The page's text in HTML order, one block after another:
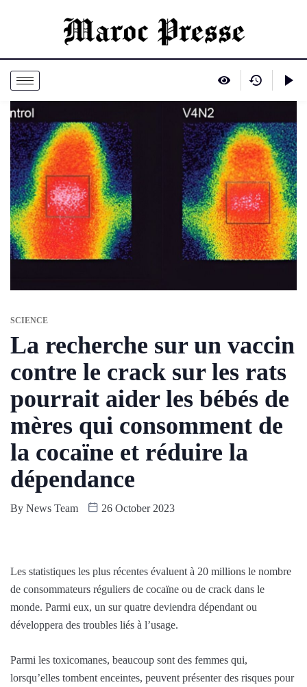
SCIENCE
La recherche sur un vaccin
contre le crack sur les rats
pourrait aider les bébés de
mères qui consomment de
la cocaïne et réduire la
dépendance
By News Team 26 October 2023
Les statistiques les plus récentes évaluent à 20 millions le nombre
de consommateurs réguliers de cocaïne ou de crack dans le
monde. Parmi eux, un sur quatre deviendra dépendant ou
développera des troubles liés à l’usage.
Parmi les toxicomanes, beaucoup sont des femmes qui,
lorsqu’elles tombent enceintes, peuvent présenter des risques pour